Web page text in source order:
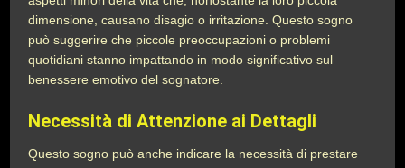
dimensione, causano disagio o irritazione. Questo sogno
può suggerire che piccole preoccupazioni o problemi
quotidiani stanno impattando in modo significativo sul
benessere emotivo del sognatore.
Necessità di Attenzione ai Dettagli
Questo sogno può anche indicare la necessità di prestare